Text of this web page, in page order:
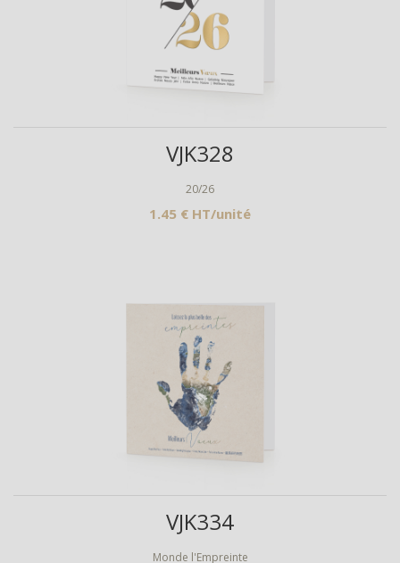
VJK328
20/26
1.45 € HT/unité
VJK334
Monde l'Empreinte